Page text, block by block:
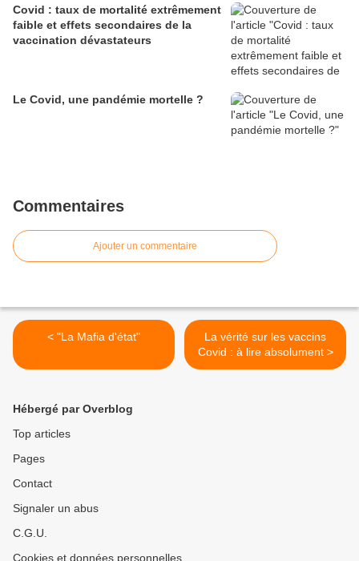
Covid : taux de mortalité extrêmement
faible et effets secondaires de la
vaccination dévastateurs
Le Covid, une pandémie mortelle ?
Commentaires
Ajouter un commentaire
< "La Mafia d'état"
La vérité sur les vaccins
Covid : à lire absolument >
Hébergé par Overblog
Top articles
Pages
Contact
Signaler un abus
C.G.U.
Cookies et données personnelles